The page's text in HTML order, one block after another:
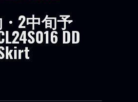
・2中旬予
DD